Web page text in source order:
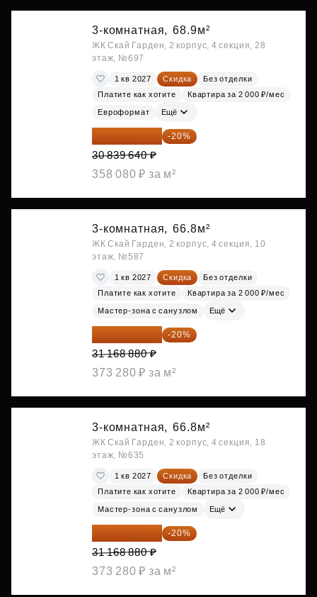
3-комнатная, 68.9м²
ЖК Скай Гарден, 2 корпус, 4 секция, 28
этаж, №697
1 кв 2027 Скидка
Без отделки
Платите как хотите
Квартира за 2 000 ₽/мес
Евроформат Ещё
24 671 712 ₽ -20%
30 839 640 ₽
358 080 ₽ за м²
3-комнатная, 66.8м²
ЖК Скай Гарден, 2 корпус, 4 секция, 10
этаж, №587
1 кв 2027 Скидка
Без отделки
Платите как хотите
Квартира за 2 000 ₽/мес
Мастер-зона с санузлом Ещё
24 935 104 ₽ -20%
31 168 880 ₽
373 280 ₽ за м²
3-комнатная, 66.8м²
ЖК Скай Гарден, 2 корпус, 4 секция, 18
этаж, №635
1 кв 2027 Скидка
Без отделки
Платите как хотите
Квартира за 2 000 ₽/мес
Мастер-зона с санузлом Ещё
24 935 104 ₽ -20%
31 168 880 ₽
373 280 ₽ за м²